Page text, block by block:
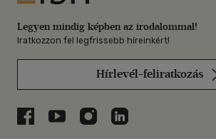
Legyen mindig képben az irodalommal!
Iratkozzon fel legfrissebb híreinkért!
Hírlevél-feliratkozás
Libri a Facebookon
Libri a Youtube-on
Libri az Instagramon
Libri a LinkedInen